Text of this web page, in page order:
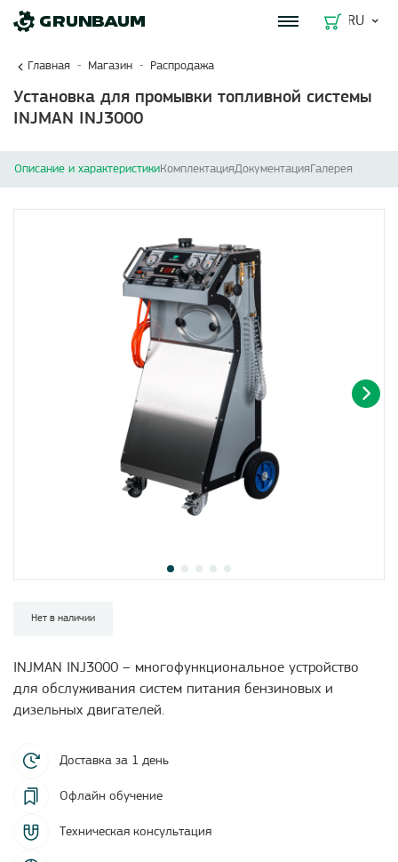
RU
Главная Магазин Распродажа
Установка для промывки топливной системы
INJMAN INJ3000
Описание и характеристикиКомплектацияДокументацияГалерея
Нет в наличии
INJMAN INJ3000 – многофункциональное устройство
для обслуживания систем питания бензиновых и
дизельных двигателей.
Доставка за 1 день
Офлайн обучение
Техническая консультация